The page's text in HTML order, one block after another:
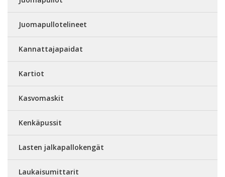
Juomapullotelineet
Kannattajapaidat
Kartiot
Kasvomaskit
Kenkäpussit
Lasten jalkapallokengät
Laukaisumittarit